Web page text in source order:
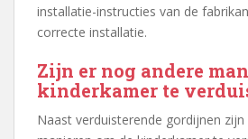
installatie-instructies van de
correcte installatie.
Zijn er nog andere
kinderkamer te
Naast verduisterende gordijnen